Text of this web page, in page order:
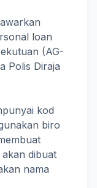
loan
(AG-
Polis Diraja
kod
biro
dibuat
nama